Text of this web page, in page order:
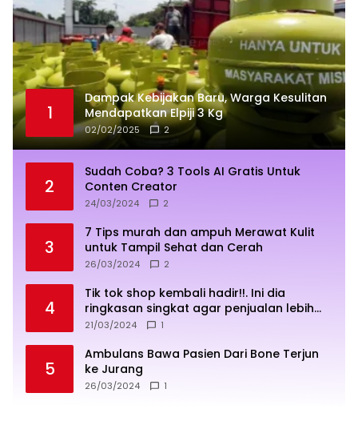
1
Dampak Kebijakan Baru, Warga Kesulitan
Mendapatkan Elpiji 3 Kg
02/02/2025 2
2
Sudah Coba? 3 Tools AI Gratis Untuk
Conten Creator
24/03/2024 2
3
7 Tips murah dan ampuh Merawat Kulit
untuk Tampil Sehat dan Cerah
26/03/2024 2
4
Tik tok shop kembali hadir!!. Ini dia
ringkasan singkat agar penjualan lebih
sukses
21/03/2024 1
5
Ambulans Bawa Pasien Dari Bone Terjun
ke Jurang
26/03/2024 1